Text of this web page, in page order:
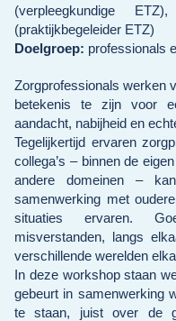
(verpleegkundige
(praktijkbegeleider ETZ)
Doelgroep: professionals
Zorgprofessionals werken
betekenis te zijn voor
aandacht, nabijheid en
Tegelijkertijd ervaren
collega’s – binnen de
andere domeinen –
samenwerking met
situaties ervaren.
misverstanden, langs
verschillende werelden
In deze workshop staan
gebeurt in samenwerking
te staan, juist over de